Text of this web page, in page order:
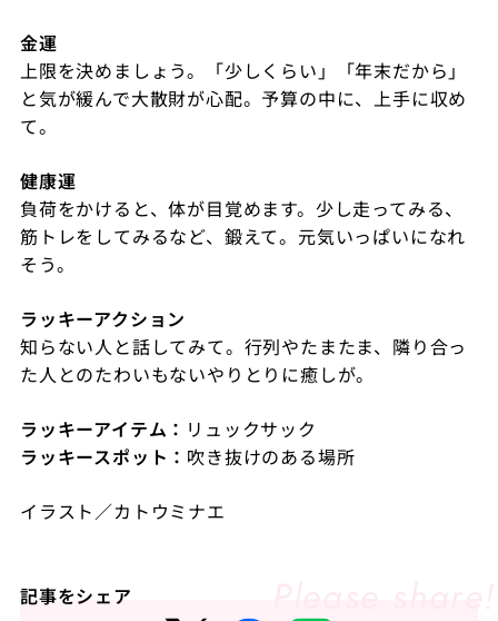
金運
上限を決めましょう。「少しくらい」「年末だから」
と気が緩んで大散財が心配。予算の中に、上手に収め
て。
健康運
負荷をかけると、体が目覚めます。少し走ってみる、
筋トレをしてみるなど、鍛えて。元気いっぱいになれ
そう。
ラッキーアクション
知らない人と話してみて。行列やたまたま、隣り合っ
た人とのたわいもないやりとりに癒しが。
ラッキーアイテム： リュックサック
ラッキースポット： 吹き抜けのある場所
イラスト／カトウミナエ
記事をシェア